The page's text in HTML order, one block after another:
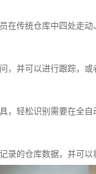
在传统仓库中四处走
，并可以进行跟踪，
，轻松识别需要在全自
录的仓库数据，并可